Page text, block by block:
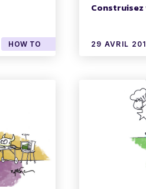
HOW TO 29 AVRIL